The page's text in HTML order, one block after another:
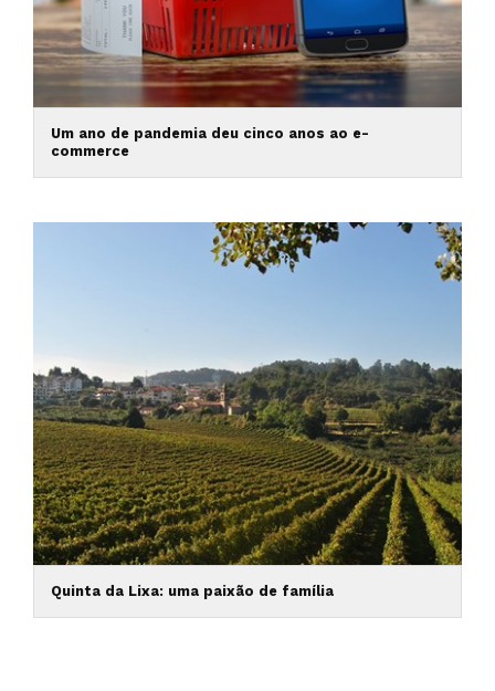
Um ano de pandemia deu cinco anos ao e-
commerce
Quinta da Lixa: uma paixão de família